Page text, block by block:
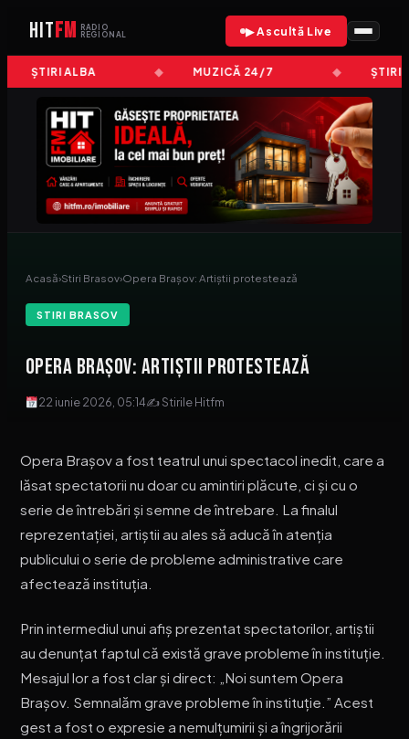
HITFM
RADIO
REGIONAL
▶ Ascultă Live
ȘTIRI ALBA MUZICĂ 24/7 ȘTIRI
Acasă›Stiri Brasov›Opera Brașov: Artiștii protestează
STIRI BRASOV
Opera Brașov: Artiștii protestează
22 iunie 2026, 05:14✍ Stirile Hitfm
Opera Brașov a fost teatrul unui spectacol inedit, care a
lăsat spectatorii nu doar cu amintiri plăcute, ci și cu o
serie de întrebări și semne de întrebare. La finalul
reprezentației, artiștii au ales să aducă în atenția
publicului o serie de probleme administrative care
afectează instituția.
Prin intermediul unui afiș prezentat spectatorilor, artiștii
au denunțat faptul că există grave probleme în instituție.
Mesajul lor a fost clar și direct: „Noi suntem Opera
Brașov. Semnalăm grave probleme în instituție.” Acest
gest a fost o expresie a nemulțumirii și a îngrijorării